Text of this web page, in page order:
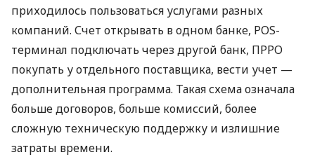
приходилось пользоваться услугами разных
компаний. Счет открывать в одном банке, POS-
терминал подключать через другой банк, ПРРО
покупать у отдельного поставщика, вести учет —
дополнительная программа. Такая схема означала
больше договоров, больше комиссий, более
сложную техническую поддержку и излишние
затраты времени.